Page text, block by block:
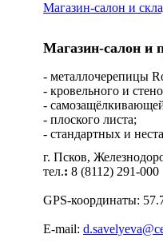
Магазин-салон и
Магазин-салон и
- металлочерепицы
- кровельного и
-
- плоского листа;
- стандартных и
г. Псков,
тел.: 8 (8112) 291-000
GPS-координаты:
E-mail: